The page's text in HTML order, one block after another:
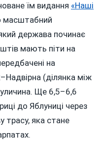
їм видання «Наші
масштабний
держава починає
мають піти на
на
(ділянка між
Ще 6,5–6,6
до Яблуниці через
трасу, яка стане